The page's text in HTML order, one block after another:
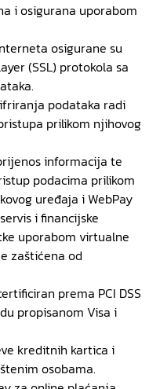
i osigurana uporabom
osigurane su
(SSL) protokola sa
podataka radi
prilikom njihovog
informacija te
podacima prilikom
uređaja i WebPay
i financijske
uporabom virtualne
zaštićena od
prema PCI DSS
propisanom Visa i
kreditnih kartica i
osobama.